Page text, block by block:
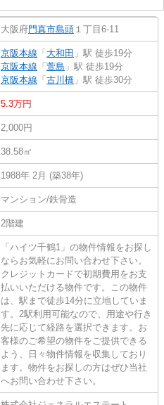
大阪府門真市島頭 １丁目6-11
京阪本線 「 大和田 」駅 徒歩19分
京阪本線 「 萱島 」駅 徒歩19分
京阪本線 「 古川橋 」駅 徒歩30分
5.3万円
2,000円
38.58㎡
1988年 2月 (築38年)
マンション/鉄骨造
2階建
「ハイツ千鶴1」の物件情報をお探し
ならお気軽にお問い合わせ下さい。
クレジットカードで初期費用をお支
払いいただける物件です。この物件
は、駅まで徒歩14分に立地していま
す。2駅利用可能なので、用途や行き
先に応じて経路を選択できます。お
客様のご希望の物件をご提供できる
よう、日々物件情報を収集しており
ます。物件をお探しの方はぜひ当社
へお問い合わせ下さい。